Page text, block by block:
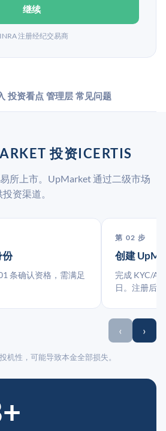
继续
注册经纪交易商
投资看点 管理层 常见问题
投资ICERTIS
所上市。UpMarket 通过二级市场
资渠道。
份
条确认资格，需满足
第 02 步
创建
完成 KYC/
日。注册后
‹ ›
机性，可能导致本金全部损失。